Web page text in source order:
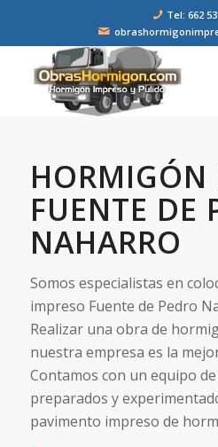
Tel: 662
HORMIGÓN
FUENTE DE
NAHARRO
Somos especialistas en
impreso Fuente de Pedro
Realizar una obra de
nuestra empresa es la
Contamos con un equipo
preparados y
pavimento impreso de